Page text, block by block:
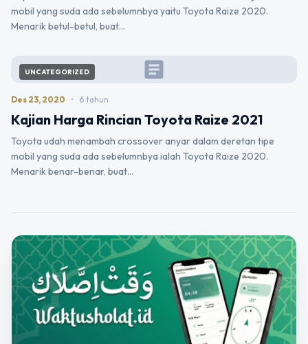
mobil yang suda ada sebelumnbya yaitu Toyota Raize 2020.
Menarik betul-betul, buat…
article
UNCATEGORIZED
Des 23, 2020 • 6 tahun
Kajian Harga Rincian Toyota Raize 2021
Toyota udah menambah crossover anyar dalam deretan tipe
mobil yang suda ada sebelumnbya ialah Toyota Raize 2020.
Menarik benar-benar, buat…